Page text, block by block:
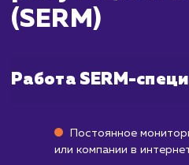
состояние вашего
могут стать
недель. Но если